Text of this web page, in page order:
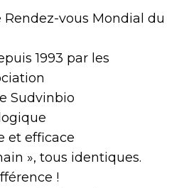
Rendez-vous Mondial du
1993 par les
Sudvinbio
et efficace
», tous identiques.
!